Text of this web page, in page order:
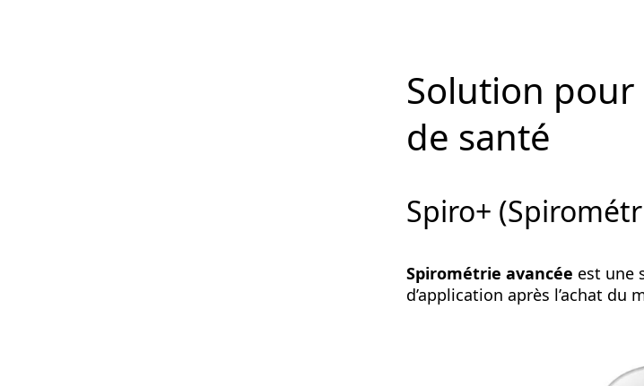
Solution
de santé
Spiro+
Spirométrie avancée est une
d’application après l’achat du